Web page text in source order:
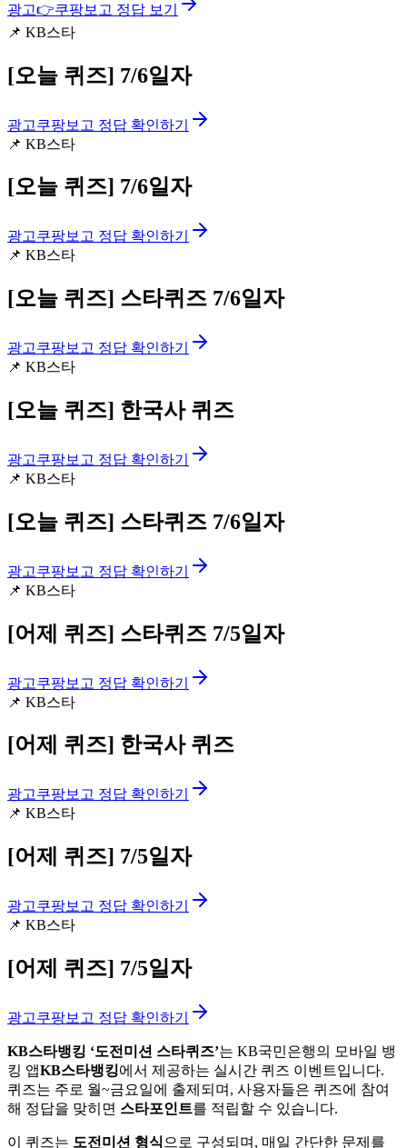
광고👉쿠팡보고 정답 보기
📌 KB스타
[오늘 퀴즈] 7/6일자
광고쿠팡보고 정답 확인하기
📌 KB스타
[오늘 퀴즈] 7/6일자
광고쿠팡보고 정답 확인하기
📌 KB스타
[오늘 퀴즈] 스타퀴즈 7/6일자
광고쿠팡보고 정답 확인하기
📌 KB스타
[오늘 퀴즈] 한국사 퀴즈
광고쿠팡보고 정답 확인하기
📌 KB스타
[오늘 퀴즈] 스타퀴즈 7/6일자
광고쿠팡보고 정답 확인하기
📌 KB스타
[어제 퀴즈] 스타퀴즈 7/5일자
광고쿠팡보고 정답 확인하기
📌 KB스타
[어제 퀴즈] 한국사 퀴즈
광고쿠팡보고 정답 확인하기
📌 KB스타
[어제 퀴즈] 7/5일자
광고쿠팡보고 정답 확인하기
📌 KB스타
[어제 퀴즈] 7/5일자
광고쿠팡보고 정답 확인하기
KB스타뱅킹 ‘도전미션 스타퀴즈’는 KB국민은행의 모바일 뱅
킹 앱KB스타뱅킹에서 제공하는 실시간 퀴즈 이벤트입니다.
퀴즈는 주로 월~금요일에 출제되며, 사용자들은 퀴즈에 참여
해 정답을 맞히면 스타포인트를 적립할 수 있습니다.
이 퀴즈는 도전미션 형식 으로 구성되며, 매일 간단한 문제를